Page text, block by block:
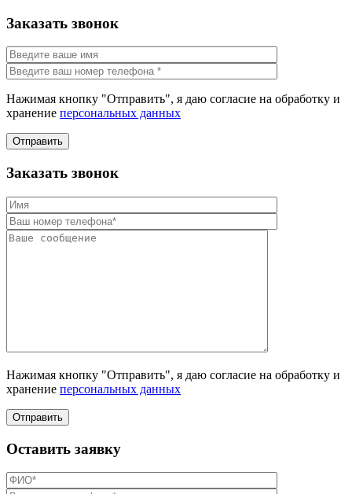
Заказать звонок
Нажимая кнопку "Отправить", я даю согласие на обработку и
хранение персональных данных
Отправить
Заказать звонок
Нажимая кнопку "Отправить", я даю согласие на обработку и
хранение персональных данных
Отправить
Оставить заявку